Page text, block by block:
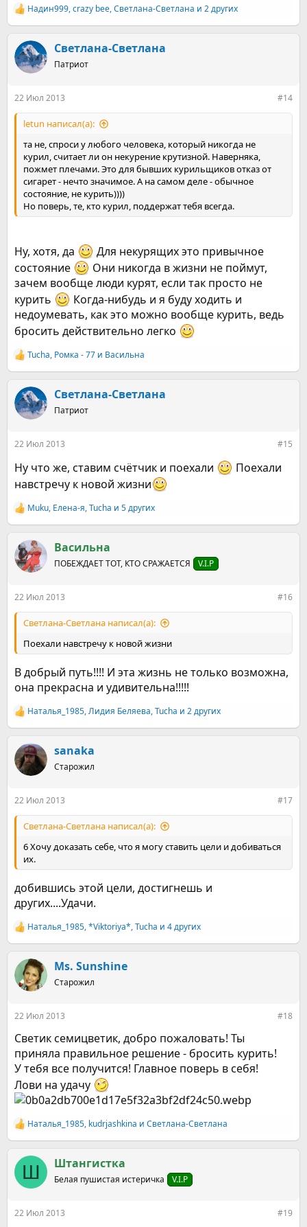
Р
е
к
ц
и
Надин999,crazy bee,Светлана-Светлана и 2 других
Светлана-Светлана
Патриот
22 Июл 2013 #14
letun написал(а):
та не, спроси у любого человека, который никогда не
курил, считает ли он некурение крутизной. Наверняка,
пожмет плечами. Это для бывших курильщиков отказ от
сигарет - нечто значимое. А на самом деле - обычное
состояние, не курить))))
Но поверь, те, кто курил, поддержат тебя всегда.
Ну, хотя, да
Для некурящих это привычное
состояние
Они никогда в жизни не поймут,
зачем вообще люди курят, если так просто не
курить
Когда-нибудь и я буду ходить и
недоумевать, как это можно вообще курить, ведь
бросить действительно легко
Р
е
к
ц
и
Tucha, Ромка - 77 и Васильна
Светлана-Светлана
Патриот
22 Июл 2013 #15
Ну что же, ставим счётчик и поехали
Поехали
навстречу к новой жизни
Р
е
к
ц
и
Muku, Елена-я,Tucha и 5 других
Васильна
ПОБЕЖДАЕТ ТОТ, КТО СРАЖАЕТСЯ V.I.P
22 Июл 2013 #16
Светлана-Светлана написал(а):
Поехали навстречу к новой жизни
В добрый путь!!!! И эта жизнь не только возможна,
она прекрасна и удивительна!!!!!
Р
е
к
ц
и
Наталья_1985,Лидия Беляева,Tucha и 2 других
sanaka
Старожил
22 Июл 2013 #17
Светлана-Светлана написал(а):
6 Хочу доказать себе, что я могу ставить цели и добиваться
их.
добившись этой цели, достигнешь и
других....Удачи.
Р
е
к
ц
и
Наталья_1985,*Viktoriya*,Tucha и 4 других
Ms. Sunshine
Старожил
22 Июл 2013 #18
Светик семицветик, добро пожаловать! Ты
приняла правильное решение - бросить курить!
У тебя все получится! Главное поверь в себя!
Лови на удачу
Р
е
к
ц
и
Наталья_1985, kudrjashkina и Светлана-Светлана
Ш Штангистка
Белая пушистая истеричка V.I.P
22 Июл 2013 #19